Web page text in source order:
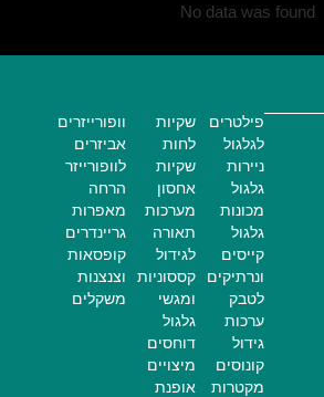
No data was found
פילטרים
לגלגול
ניירות
גלגול
מכונות
גלגול
קייסים
ונרתיקים
לטבק
ערכות
גידול
קונוסים
מקטרות
שקיות
לחות
שקיות
אחסון
מערכות
תאורה
לגידול
קססוניות
ומגשי
גלגול
דוחסים
מיצויים
אופנת
וופורייזרים
אביזרים
לוופורייזר
הרחה
מאפרות
גריינדרים
קופסאות
וצנצנות
משקלים